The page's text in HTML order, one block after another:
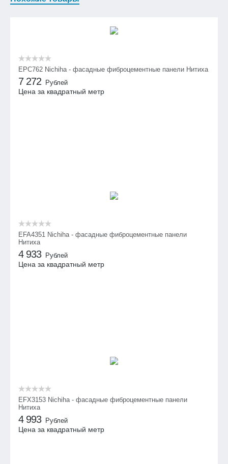
EPC762 Nichiha - фасадные фиброцементные панели Нитиха
7 272 Рублей
Цена за квадратный метр
EFA4351 Nichiha - фасадные фиброцементные панели
Нитиха
4 933 Рублей
Цена за квадратный метр
EFX3153 Nichiha - фасадные фиброцементные панели
Нитиха
4 993 Рублей
Цена за квадратный метр